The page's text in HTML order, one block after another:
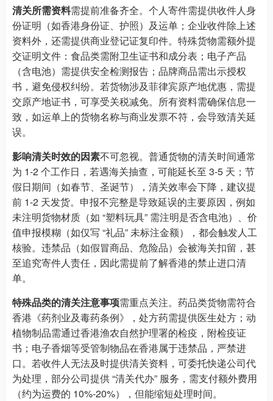
清关所需资料需提前准备齐全。个人寄件需提供收件人身
份证明（如香港身份证、护照）及运单；企业收件除上述
资料外，还需提供商业登记证复印件。特殊货物需额外提
交证明文件：食品类需附卫生证书和成分表；电子产品
（含电池）需提供安全检测报告；品牌商品需出示授权
书，避免侵权纠纷。若货物涉及菲律宾原产地优惠，需提
交原产地证书，可享受关税减免。所有资料需确保信息一
致，如运单上的货物名称与商业发票不符，会导致清关延
误。
影响清关时效的因素不可忽视。普通货物的清关时间通常
为 1-2 个工作日，若遇海关抽查，可能延长至 3-5 天；节
假日期间（如春节、圣诞节），清关效率会下降，建议提
前 1-2 天发货。申报不完整是导致延误的主要原因，例如
未注明货物材质（如 “塑料玩具” 需注明是否含电池）、价
值申报模糊（如仅写 “礼品” 未标注金额），都会触发人工
核验。违禁品（如假冒商品、危险品）会被海关扣留，甚
至追究寄件人责任，因此需提前了解香港的禁止进口清
单。
特殊品类的清关注意事项需重点关注。药品类货物需符合
香港《药剂业及毒药条例》，处方药需提供医生处方；动
植物制品需通过香港渔农自然护理署的检疫，附检疫证
书；电子香烟等受管制物品在香港属于违禁品，严禁进
口。若收件人无法及时提供清关资料，可委托快递公司代
为处理，部分公司提供 “清关代办” 服务，需支付额外费用
（约为运费的 10%-20%），但能缩短处理时间。